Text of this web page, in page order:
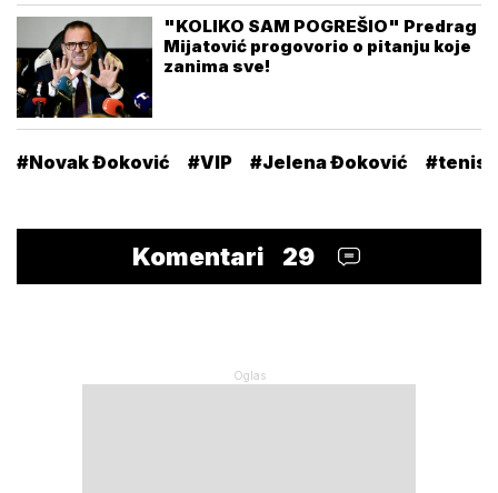
"KOLIKO SAM POGREŠIO" Predrag
Mijatović progovorio o pitanju koje
zanima sve!
#Novak Đoković #VIP #Jelena Đoković
Komentari 29